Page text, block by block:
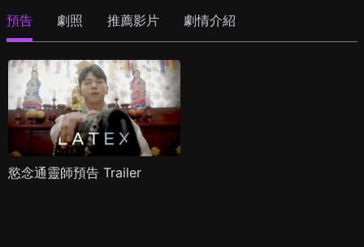
預告 劇照 推薦影片 劇情介紹
慾念通靈師預告 Trailer